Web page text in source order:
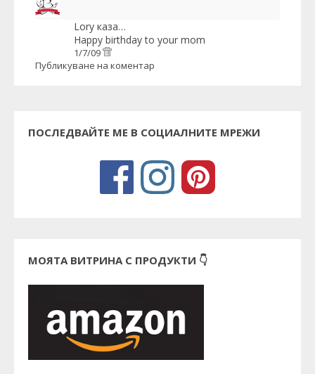
Lory каза…
Happy birthday to your mom
1/7/09
Публикуване на коментар
ПОСЛЕДВАЙТЕ МЕ В СОЦИАЛНИТЕ МРЕЖИ
МОЯТА ВИТРИНА С ПРОДУКТИ 👇